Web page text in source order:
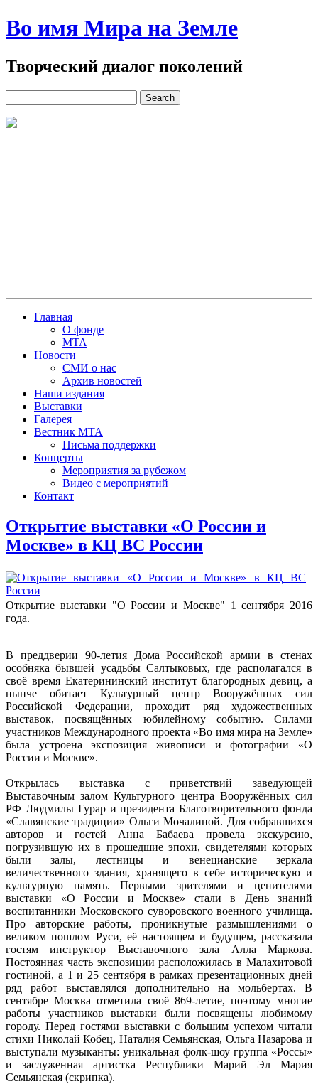
Во имя Мира на Земле
Творческий диалог поколений
Главная
О фонде
МТА
Новости
СМИ о нас
Архив новостей
Наши издания
Выставки
Галерея
Вестник МТА
Письма поддержки
Концерты
Мероприятия за рубежом
Видео с мероприятий
Контакт
Открытие выставки «О России и
Москве» в КЦ ВС России
Открытие выставки "О России и Москве" 1 сентября 2016
года.
В преддверии 90-летия Дома Российской армии в стенах
особняка бывшей усадьбы Салтыковых, где располагался в
своё время Екатерининский институт благородных девиц, а
нынче обитает Культурный центр Вооружённых сил
Российской Федерации, проходит ряд художественных
выставок, посвящённых юбилейному событию. Силами
участников Международного проекта «Во имя мира на Земле»
была устроена экспозиция живописи и фотографии «О
России и Москве».
Открылась выставка с приветствий заведующей
Выставочным залом Культурного центра Вооружённых сил
РФ Людмилы Гурар и президента Благотворительного фонда
«Славянские традиции» Ольги Мочалиной. Для собравшихся
авторов и гостей Анна Бабаева провела экскурсию,
погрузившую их в прошедшие эпохи, свидетелями которых
были залы, лестницы и венецианские зеркала
величественного здания, хранящего в себе историческую и
культурную память. Первыми зрителями и ценителями
выставки «О России и Москве» стали в День знаний
воспитанники Московского суворовского военного училища.
Про авторские работы, проникнутые размышлениями о
великом пошлом Руси, её настоящем и будущем, рассказала
гостям инструктор Выставочного зала Алла Маркова.
Постоянная часть экспозиции расположилась в Малахитовой
гостиной, а 1 и 25 сентября в рамках презентационных дней
ряд работ выставлялся дополнительно на мольбертах. В
сентябре Москва отметила своё 869-летие, поэтому многие
работы участников выставки были посвящены любимому
городу. Перед гостями выставки с большим успехом читали
стихи Николай Кобец, Наталия Семьянская, Ольга Назарова и
выступали музыканты: уникальная фолк-шоу группа «Россы»
и заслуженная артистка Республики Марий Эл Мария
Семьянская (скрипка).